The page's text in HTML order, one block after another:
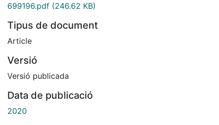
699196.pdf (246.62 KB)
Tipus de document
Article
Versió
Versió publicada
Data de publicació
2020